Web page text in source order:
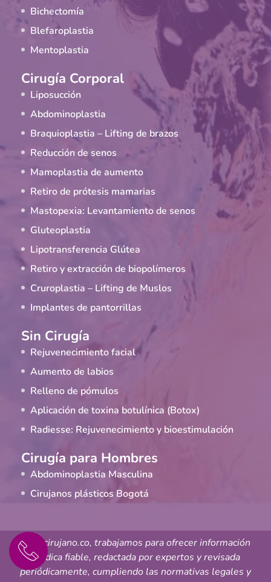
Bichectomía
Blefaroplastia
Mentoplastia
Cirugía Corporal
Liposucción
Abdominoplastia
Braquioplastia – Lifting de brazos
Reducción de senos
Mamoplastia de aumento
Retiro de prótesis mamarias
Mastopexia: Levantamiento de senos
Gluteoplastia
Lipotransferencia Glútea
Retiro y extracción de biopolímeros
Cruroplastia – Lifting de Muslos
Implantes de pantorrillas
Sin Cirugía
Rejuvenecimiento facial
Aumento de labios
Relleno de pómulos
Aplicación de toxina botulínica (Botox)
Radiesse: Rejuvenecimiento y bioestimulación
Cirugía para Hombres
Abdominoplastia Masculina
Cirujanos plásticos Bogotá
En tucirujano.co, trabajamos para ofrecer información
médica fiable, redactada por expertos y revisada
periódicamente, cumpliendo las normativas legales y